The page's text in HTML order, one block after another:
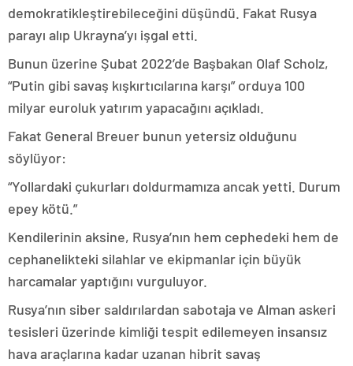
demokratikleştirebileceğini düşündü. Fakat Rusya
parayı alıp Ukrayna’yı işgal etti.
Bunun üzerine Şubat 2022’de Başbakan Olaf Scholz,
“Putin gibi savaş kışkırtıcılarına karşı” orduya 100
milyar euroluk yatırım yapacağını açıkladı.
Fakat General Breuer bunun yetersiz olduğunu
söylüyor:
“Yollardaki çukurları doldurmamıza ancak yetti. Durum
epey kötü.”
Kendilerinin aksine, Rusya’nın hem cephedeki hem de
cephanelikteki silahlar ve ekipmanlar için büyük
harcamalar yaptığını vurguluyor.
Rusya’nın siber saldırılardan sabotaja ve Alman askeri
tesisleri üzerinde kimliği tespit edilemeyen insansız
hava araçlarına kadar uzanan hibrit savaş